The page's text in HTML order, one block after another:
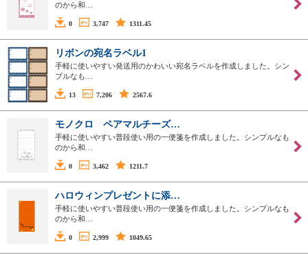
のから和…
0 3,747 1311.45
リボンの宛名ラベル1
手軽に使いやすい発送用のかわいい宛名ラベルを作成しました。シン
プルなも…
13 7,206 2567.6
モノクロ ペアマルチーズ…
手軽に使いやすい普段使い用の一便箋を作成しました。シンプルなも
のから和…
0 3,462 1211.7
ハロウィンプレゼントに添…
手軽に使いやすい普段使い用の一便箋を作成しました。シンプルなも
のから和…
0 2,999 1049.65